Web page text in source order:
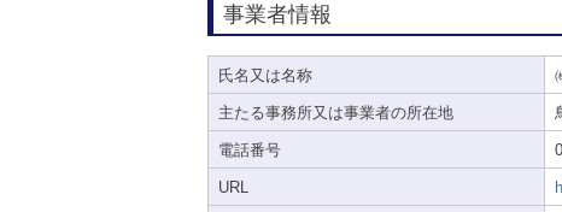
事業者情報
氏名又は名称
主たる事務所又は事業者の所在地
電話番号
URL